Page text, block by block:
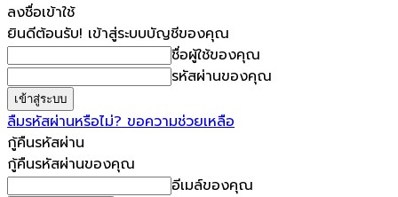
ลงชื่อเข้าใช้
ยินดีต้อนรับ! เข้าสู่ระบบบัญชีของคุณ
ชื่อผู้ใช้ของคุณ
รหัสผ่านของคุณ
ลืมรหัสผ่านหรือไม่? ขอความช่วยเหลือ
กู้คืนรหัสผ่าน
กู้คืนรหัสผ่านของคุณ
อีเมล์ของคุณ